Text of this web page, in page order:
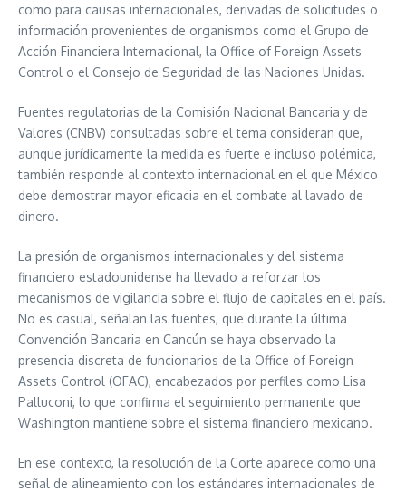
como para causas internacionales, derivadas de solicitudes o
información provenientes de organismos como el Grupo de
Acción Financiera Internacional, la Office of Foreign Assets
Control o el Consejo de Seguridad de las Naciones Unidas.
Fuentes regulatorias de la Comisión Nacional Bancaria y de
Valores (CNBV) consultadas sobre el tema consideran que,
aunque jurídicamente la medida es fuerte e incluso polémica,
también responde al contexto internacional en el que México
debe demostrar mayor eficacia en el combate al lavado de
dinero.
La presión de organismos internacionales y del sistema
financiero estadounidense ha llevado a reforzar los
mecanismos de vigilancia sobre el flujo de capitales en el país.
No es casual, señalan las fuentes, que durante la última
Convención Bancaria en Cancún se haya observado la
presencia discreta de funcionarios de la Office of Foreign
Assets Control (OFAC), encabezados por perfiles como Lisa
Palluconi, lo que confirma el seguimiento permanente que
Washington mantiene sobre el sistema financiero mexicano.
En ese contexto, la resolución de la Corte aparece como una
señal de alineamiento con los estándares internacionales de